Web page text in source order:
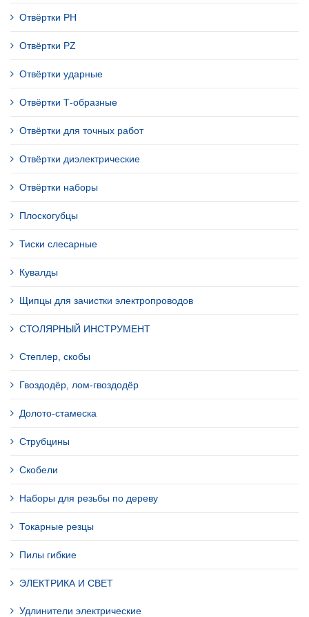
Отвёртки PH
Отвёртки PZ
Отвёртки ударные
Отвёртки Т-образные
Отвёртки для точных работ
Отвёртки диэлектрические
Отвёртки наборы
Плоскогубцы
Тиски слесарные
Кувалды
Щипцы для зачистки электропроводов
СТОЛЯРНЫЙ ИНСТРУМЕНТ
Степлер, скобы
Гвоздодёр, лом-гвоздодёр
Долото-стамеска
Струбцины
Скобели
Наборы для резьбы по дереву
Токарные резцы
Пилы гибкие
ЭЛЕКТРИКА И СВЕТ
Удлинители электрические